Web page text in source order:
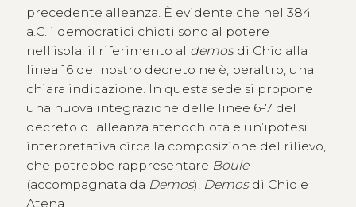
precedente alleanza. È evidente che nel 384
a.C. i democratici chioti sono al potere
nell’isola: il riferimento al demosdi Chio alla
linea 16 del nostro decreto ne è, peraltro, una
chiara indicazione. In questa sede si propone
una nuova integrazione delle linee 6-7 del
decreto di alleanza atenochiota e un’ipotesi
interpretativa circa la composizione del rilievo,
che potrebbe rappresentare Boule
(accompagnata da Demos), Demosdi Chio e
Atena.